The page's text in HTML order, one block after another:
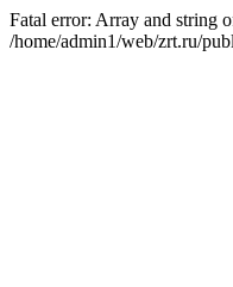
Fatal error: Array and string
/home/admin1/web/zrt.ru/